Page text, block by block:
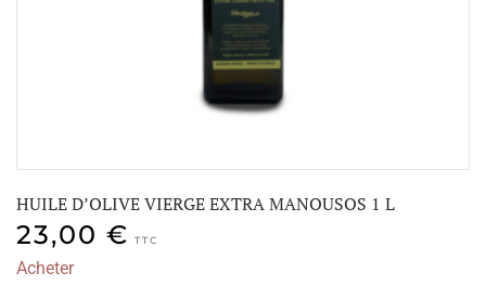
HUILE D’OLIVE VIERGE EXTRA MANOUSOS 1 L
23,00 € TTC
Acheter